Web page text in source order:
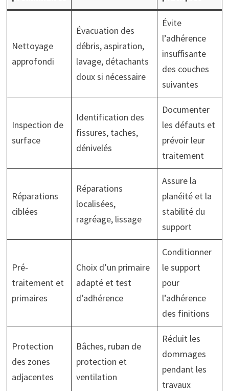
Nettoyage
approfondi
Évacuation des
débris, aspiration,
lavage, détachants
doux si nécessaire
Évite
l’adhérence
insuffisante
des couches
suivantes
Inspection de
surface
Identification des
fissures, taches,
dénivelés
Documenter
les défauts et
prévoir leur
traitement
Réparations
ciblées
Réparations
localisées,
ragréage, lissage
Assure la
planéité et la
stabilité du
support
Pré-
traitement et
primaires
Choix d’un primaire
adapté et test
d’adhérence
Conditionner
le support
pour
l’adhérence
des finitions
Protection
des zones
adjacentes
Bâches, ruban de
protection et
ventilation
Réduit les
dommages
pendant les
travaux